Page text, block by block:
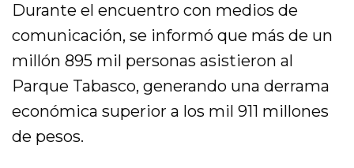
Durante el encuentro con medios de
comunicación, se informó que más de un
millón 895 mil personas asistieron al
Parque Tabasco, generando una derrama
económica superior a los mil 911 millones
de pesos.